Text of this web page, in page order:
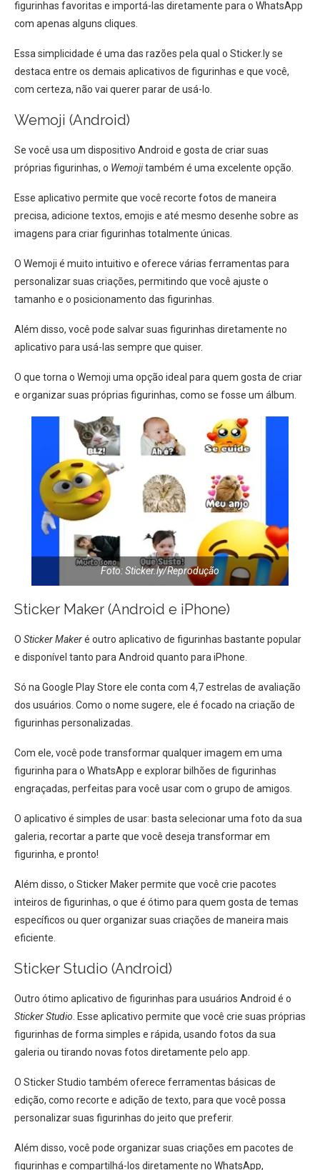
figurinhas favoritas e importá-las diretamente para o WhatsApp
com apenas alguns cliques.
Essa simplicidade é uma das razões pela qual o Sticker.ly se
destaca entre os demais aplicativos de figurinhas e que você,
com certeza, não vai querer parar de usá-lo.
Wemoji (Android)
Se você usa um dispositivo Android e gosta de criar suas
próprias figurinhas, o Wemojitambém é uma excelente opção.
Esse aplicativo permite que você recorte fotos de maneira
precisa, adicione textos, emojis e até mesmo desenhe sobre as
imagens para criar figurinhas totalmente únicas.
O Wemoji é muito intuitivo e oferece várias ferramentas para
personalizar suas criações, permitindo que você ajuste o
tamanho e o posicionamento das figurinhas.
Além disso, você pode salvar suas figurinhas diretamente no
aplicativo para usá-las sempre que quiser.
O que torna o Wemoji uma opção ideal para quem gosta de criar
e organizar suas próprias figurinhas, como se fosse um álbum.
Foto: Sticker.ly/Reprodução
Sticker Maker (Android e iPhone)
O Sticker Makeré outro aplicativo de figurinhas bastante popular
e disponível tanto para Android quanto para iPhone.
Só na Google Play Store ele conta com 4,7 estrelas de avaliação
dos usuários. Como o nome sugere, ele é focado na criação de
figurinhas personalizadas.
Com ele, você pode transformar qualquer imagem em uma
figurinha para o WhatsApp e explorar bilhões de figurinhas
engraçadas, perfeitas para você usar com o grupo de amigos.
O aplicativo é simples de usar: basta selecionar uma foto da sua
galeria, recortar a parte que você deseja transformar em
figurinha, e pronto!
Além disso, o Sticker Maker permite que você crie pacotes
inteiros de figurinhas, o que é ótimo para quem gosta de temas
específicos ou quer organizar suas criações de maneira mais
eficiente.
Sticker Studio (Android)
Outro ótimo aplicativo de figurinhas para usuários Android é o
Sticker Studio . Esse aplicativo permite que você crie suas próprias
figurinhas de forma simples e rápida, usando fotos da sua
galeria ou tirando novas fotos diretamente pelo app.
O Sticker Studio também oferece ferramentas básicas de
edição, como recorte e adição de texto, para que você possa
personalizar suas figurinhas do jeito que preferir.
Além disso, você pode organizar suas criações em pacotes de
figurinhas e compartilhá-los diretamente no WhatsApp,